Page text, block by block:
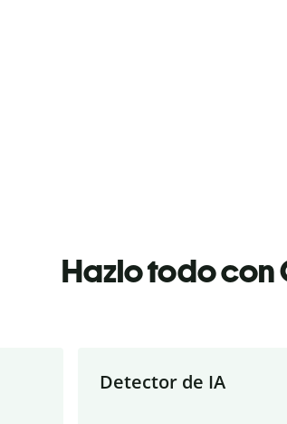
Hazlo todo con
Detector de IA